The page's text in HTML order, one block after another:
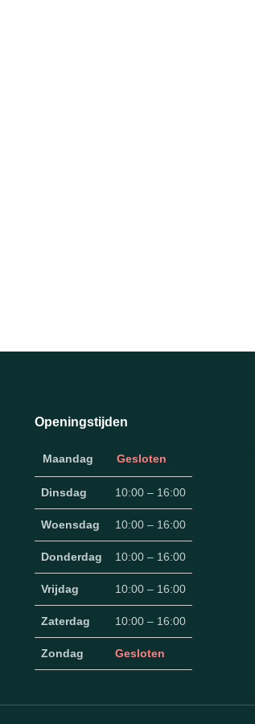
Openingstijden
Maandag Gesloten
Dinsdag 10:00 – 16:00
Woensdag 10:00 – 16:00
Donderdag 10:00 – 16:00
Vrijdag 10:00 – 16:00
Zaterdag 10:00 – 16:00
Zondag Gesloten